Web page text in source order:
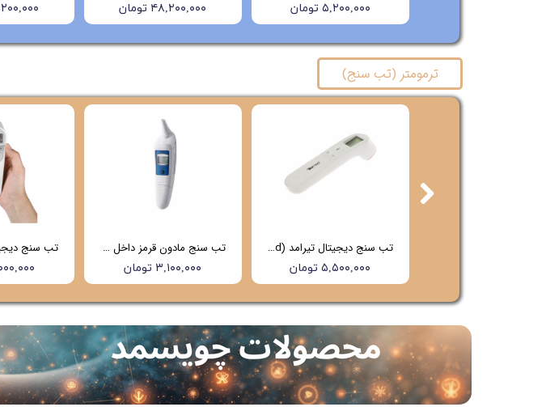
۴۸,۲۰۰,۰۰۰ ۴۸,۲۰۰,۰۰۰ تومان ۵,۲۰۰,۰۰۰ تومان
۵,۰۰۰,۰۰۰
تب سنج مادون قرمز داخل گوشی هابدیک (hubdic) مدل net100 (4 سال گارانتی)
۳,۱۰۰,۰۰۰ تومان
تب سنج دیجیتال تیرامد (Tiramed) مدل PG-IRT1602
۵,۵۰۰,۰۰۰ تومان
ترمومتر (تب سنج)